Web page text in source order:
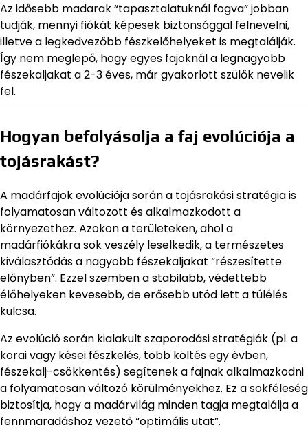
Az idősebb madarak “tapasztalatuknál fogva” jobban
tudják, mennyi fiókát képesek biztonsággal felnevelni,
illetve a legkedvezőbb fészkelőhelyeket is megtalálják.
Így nem meglepő, hogy egyes fajoknál a legnagyobb
fészekaljakat a 2-3 éves, már gyakorlott szülők nevelik
fel.
Hogyan befolyásolja a faj evolúciója a
tojásrakást?
A madárfajok evolúciója során a tojásrakási stratégia is
folyamatosan változott és alkalmazkodott a
környezethez. Azokon a területeken, ahol a
madárfiókákra sok veszély leselkedik, a természetes
kiválasztódás a nagyobb fészekaljakat “részesítette
előnyben”. Ezzel szemben a stabilabb, védettebb
élőhelyeken kevesebb, de erősebb utód lett a túlélés
kulcsa.
Az evolúció során kialakult szaporodási stratégiák (pl. a
korai vagy kései fészkelés, több költés egy évben,
fészekalj-csökkentés) segítenek a fajnak alkalmazkodni
a folyamatosan változó körülményekhez. Ez a sokféleség
biztosítja, hogy a madárvilág minden tagja megtalálja a
fennmaradáshoz vezető “optimális utat”.